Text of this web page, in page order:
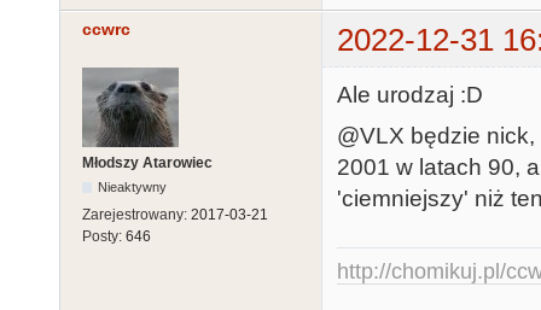
ccwrc 2022-12-31
Młodszy Atarowiec
Nieaktywny
Zarejestrowany: 2017-03-21
Posty: 646
Ale urodzaj :D
@VLX będzie
2001 w latach 90,
'ciemniejszy' niż
http://chomikuj.pl/